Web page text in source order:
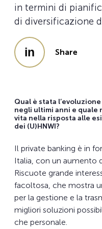
in termini di
di diversificazione
Share
Qual è stata
negli ultimi anni e quale
vita nella risposta alle
dei (U)HNWI?
Il private banking è in
Italia, con un aumento
Riscuote grande
facoltosa, che mostra
per la gestione e la
migliori soluzioni
che personale.